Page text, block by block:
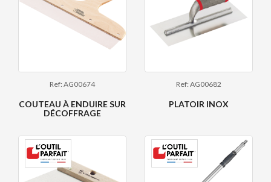
Ref: AG00674
COUTEAU À ENDUIRE SUR
DÉCOFFRAGE
Ref: AG00682
PLATOIR INOX